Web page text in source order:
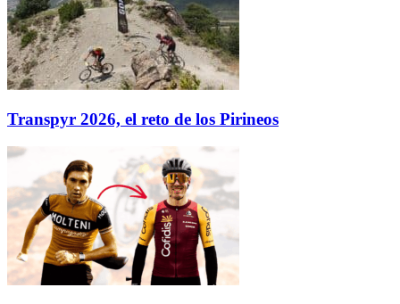
Transpyr 2026, el reto de los Pirineos